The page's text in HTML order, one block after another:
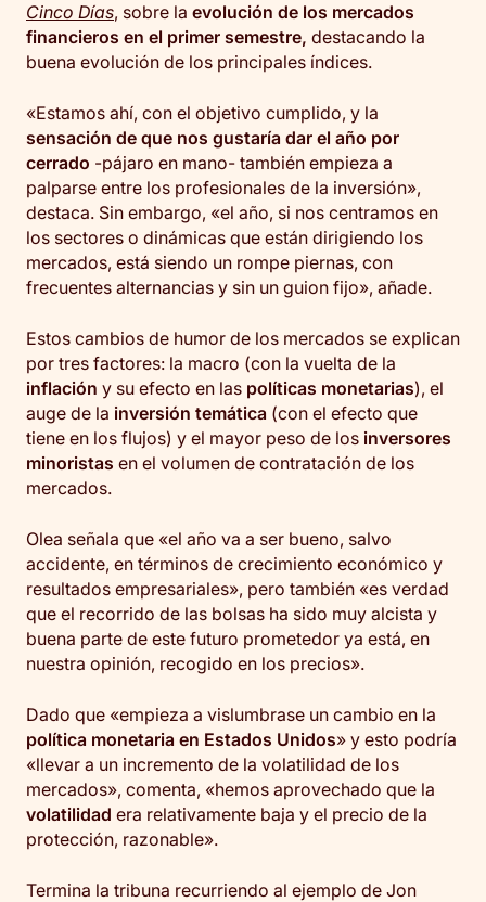
Cinco Días, sobre la evolución de los mercados
financieros en el primer semestre, destacando la
buena evolución de los principales índices.
«Estamos ahí, con el objetivo cumplido, y la
sensación de que nos gustaría dar el año por
cerrado -pájaro en mano- también empieza a
palparse entre los profesionales de la inversión»,
destaca. Sin embargo, «el año, si nos centramos en
los sectores o dinámicas que están dirigiendo los
mercados, está siendo un rompe piernas, con
frecuentes alternancias y sin un guion fijo», añade.
Estos cambios de humor de los mercados se explican
por tres factores: la macro (con la vuelta de la
inflación y su efecto en las políticas monetarias), el
auge de la inversión temática (con el efecto que
tiene en los flujos) y el mayor peso de los inversores
minoristas en el volumen de contratación de los
mercados.
Olea señala que «el año va a ser bueno, salvo
accidente, en términos de crecimiento económico y
resultados empresariales», pero también «es verdad
que el recorrido de las bolsas ha sido muy alcista y
buena parte de este futuro prometedor ya está, en
nuestra opinión, recogido en los precios».
Dado que «empieza a vislumbrase un cambio en la
política monetaria en Estados Unidos» y esto podría
«llevar a un incremento de la volatilidad de los
mercados», comenta, «hemos aprovechado que la
volatilidad era relativamente baja y el precio de la
protección, razonable».
Termina la tribuna recurriendo al ejemplo de Jon